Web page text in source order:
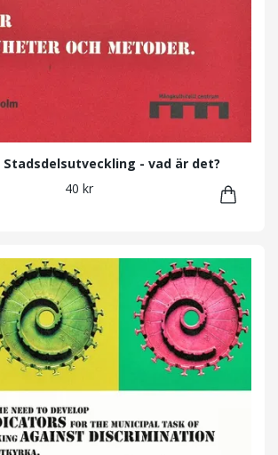
Stadsdelsutveckling - vad är det?
40 kr